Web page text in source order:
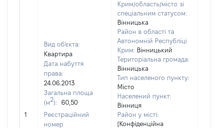
1
Вид об'єкта:
Квартира
Дата набуття
права:
24.06.2013
Загальна площа
(м2):
60,50
Реєстраційний
номер
Крим/область/місто зі
спеціальним статусом:
Вінницька
Район в області та
Автономній Республіці
Крим: Вінницький
Територіальна громада:
Вінницька
Тип населеного пункту:
Місто
Населений пункт:
Вінниця
Район у місті:
[Конфіденційна